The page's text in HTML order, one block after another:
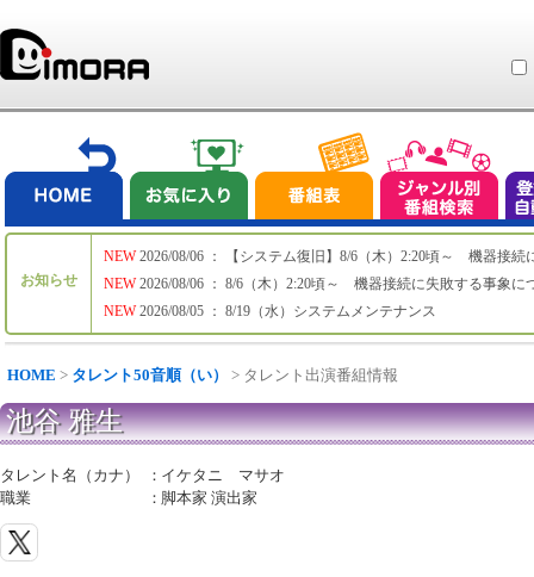
お知らせ
NEW
NEW
NEW
2026/08/06 ： 【システム復旧】8/6（木）2:20頃～ 機器接続
2026/08/06 ： 8/6（木）2:20頃～ 機器接続に失敗する事象に
2026/08/05 ： 8/19（水）システムメンテナンス
HOME > タレント50音順（い） > タレント出演番組情報
池谷 雅生
タレント名（カナ） ： イケタニ マサオ
職業
： 脚本家 演出家